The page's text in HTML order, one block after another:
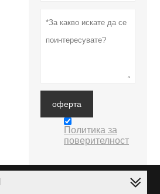
оферта
Политика за
поверителност